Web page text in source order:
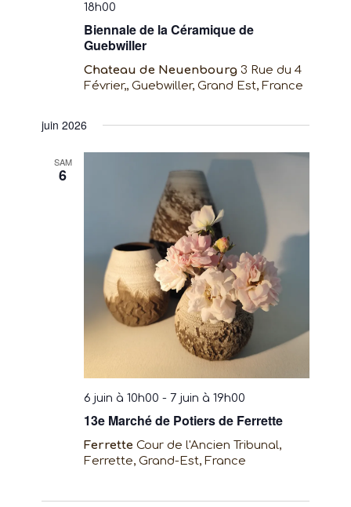
Biennale de la Céramique de
Guebwiller
18h00
Chateau de Neuenbourg3 Rue du 4
Février,, Guebwiller, Grand Est, France
juin 2026
SAM
6
13e Marché de Potiers de Ferrette
6 juin à 10h00 -7 juin à 19h00
FerretteCour de l'Ancien Tribunal,
Ferrette, Grand-Est, France